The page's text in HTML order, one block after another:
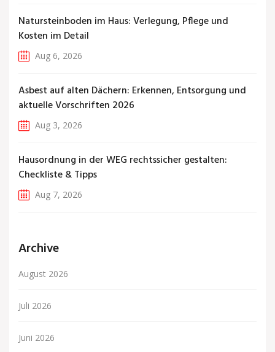
Natursteinboden im Haus: Verlegung, Pflege und
Kosten im Detail
Aug 6, 2026
Asbest auf alten Dächern: Erkennen, Entsorgung und
aktuelle Vorschriften 2026
Aug 3, 2026
Hausordnung in der WEG rechtssicher gestalten:
Checkliste & Tipps
Aug 7, 2026
Archive
August 2026
Juli 2026
Juni 2026